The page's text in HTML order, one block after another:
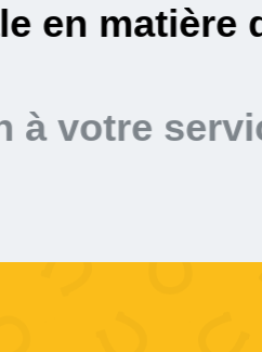
et
à votre